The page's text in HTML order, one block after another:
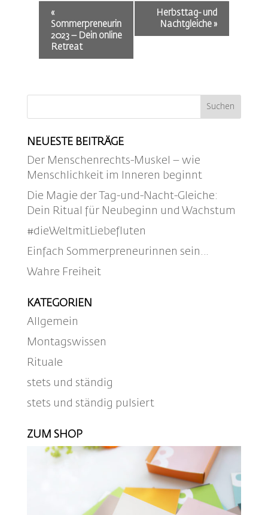
Navigation
«
Sommerpreneurin
2023 – Dein online
Retreat
Herbsttag- und
Nachtgleiche»
NEUESTE BEITRÄGE
Der Menschenrechts-Muskel – wie
Menschlichkeit im Inneren beginnt
Die Magie der Tag-und-Nacht-Gleiche:
Dein Ritual für Neubeginn und Wachstum
#dieWeltmitLiebefluten
Einfach Sommerpreneurinnen sein…
Wahre Freiheit
KATEGORIEN
Allgemein
Montagswissen
Rituale
stets und ständig
stets und ständig pulsiert
ZUM SHOP